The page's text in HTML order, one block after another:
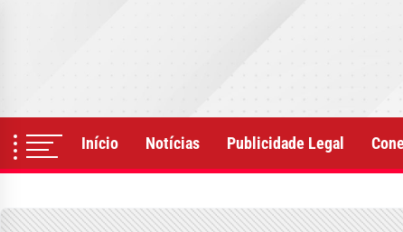
Início Notícias Publicidade Legal